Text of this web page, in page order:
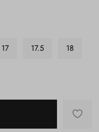
17 17.5 18